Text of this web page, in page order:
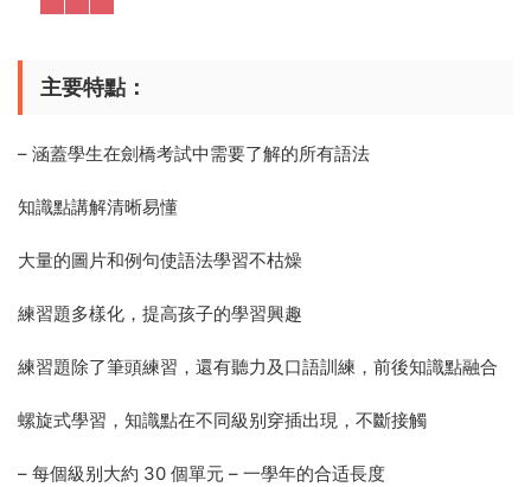
主要特點：
– 涵蓋學生在劍橋考試中需要了解的所有語法
知識點講解清晰易懂
大量的圖片和例句使語法學習不枯燥
練習題多樣化，提高孩子的學習興趣
練習題除了筆頭練習，還有聽力及口語訓練，前後知識點融合
螺旋式學習，知識點在不同級别穿插出現，不斷接觸
– 每個級别大約 30 個單元 – 一學年的合适長度